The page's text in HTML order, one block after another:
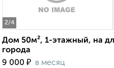
2/4
Дом 50м², 1-этажный, на
города
9 000 ₽ в месяц